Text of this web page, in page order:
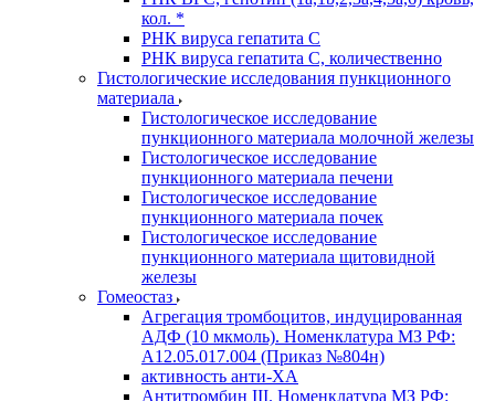
кол. *
РНК вируса гепатита C
РНК вируса гепатита C, количественно
Гистологические исследования пункционного
материала
Гистологическое исследование
пункционного материала молочной железы
Гистологическое исследование
пункционного материала печени
Гистологическое исследование
пункционного материала почек
Гистологическое исследование
пункционного материала щитовидной
железы
Гомеостаз
Агрегация тромбоцитов, индуцированная
АДФ (10 мкмоль). Номенклатура МЗ РФ:
A12.05.017.004 (Приказ №804н)
активность анти-ХА
Антитромбин III. Номенклатура МЗ РФ: